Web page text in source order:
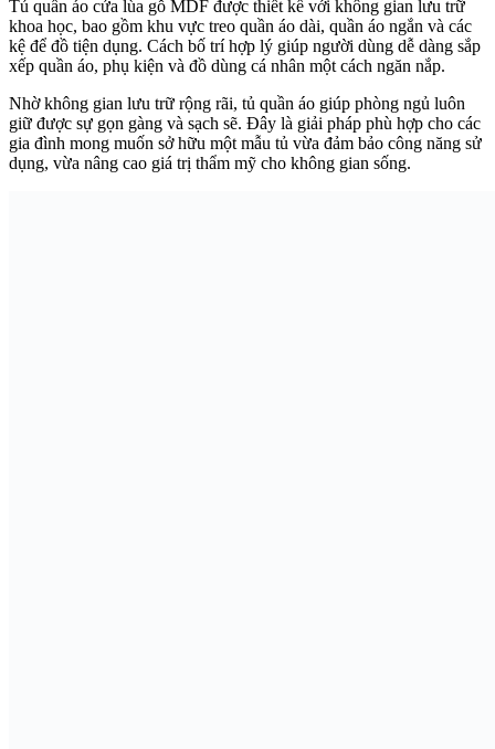
Tủ quần áo cửa lùa gỗ MDF được thiết kế với không gian lưu trữ
khoa học, bao gồm khu vực treo quần áo dài, quần áo ngắn và các
kệ để đồ tiện dụng. Cách bố trí hợp lý giúp người dùng dễ dàng sắp
xếp quần áo, phụ kiện và đồ dùng cá nhân một cách ngăn nắp.
Nhờ không gian lưu trữ rộng rãi, tủ quần áo giúp phòng ngủ luôn
giữ được sự gọn gàng và sạch sẽ. Đây là giải pháp phù hợp cho các
gia đình mong muốn sở hữu một mẫu tủ vừa đảm bảo công năng sử
dụng, vừa nâng cao giá trị thẩm mỹ cho không gian sống.